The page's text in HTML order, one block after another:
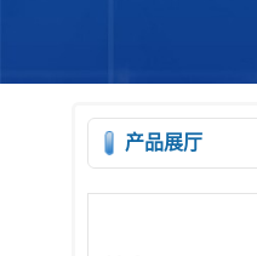
产品展厅